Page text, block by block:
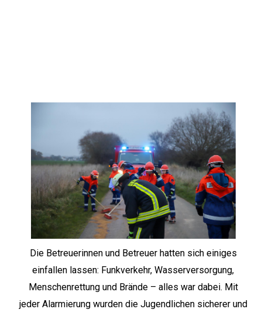
Die Betreuerinnen und Betreuer hatten sich einiges
einfallen lassen: Funkverkehr, Wasserversorgung,
Menschenrettung und Brände – alles war dabei. Mit
jeder Alarmierung wurden die Jugendlichen sicherer und